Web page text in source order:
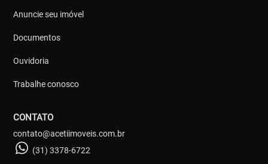
Anuncie seu imóvel
Documentos
Ouvidoria
Trabalhe conosco
CONTATO
contato@acetiimoveis.com.br
(31) 3378-6722